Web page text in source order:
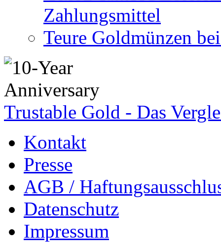
Zahlungsmittel
Teure Goldmünzen
Trustable Gold - Das
Kontakt
Presse
AGB /
Datenschutz
Impressum